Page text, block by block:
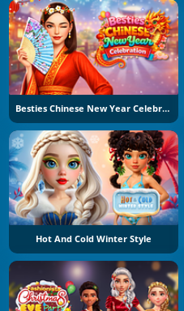
Besties Chinese New Year Celebration
Hot And Cold Winter Style